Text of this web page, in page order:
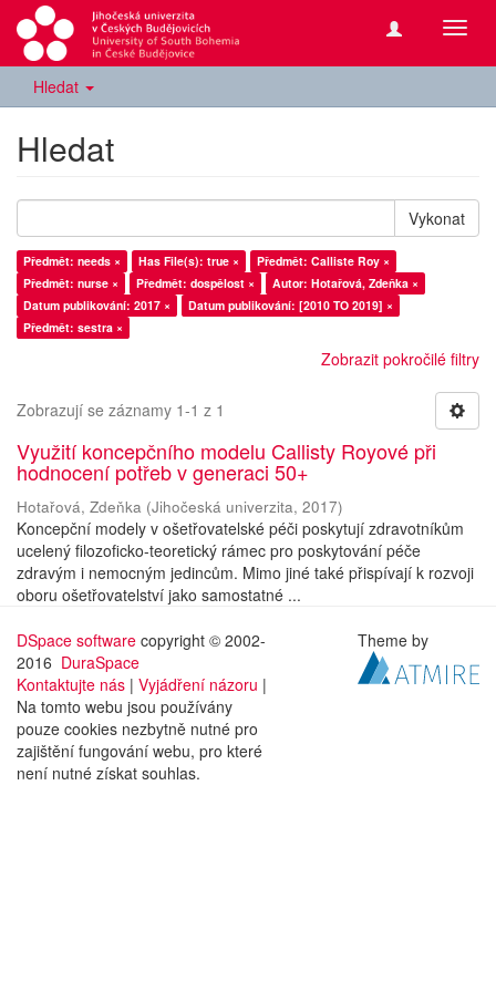
Hledat
Hledat
Vykonat
Předmět: needs × Has File(s): true ×
Předmět: Calliste Roy ×
Předmět: nurse ×
Předmět: dospělost ×
Autor: Hotařová, Zdeňka ×
Datum publikování: 2017 ×
Datum publikování: [2010 TO 2019] ×
Předmět: sestra ×
Zobrazit pokročilé filtry
Zobrazují se záznamy 1-1 z 1
Využití koncepčního modelu Callisty Royové při
hodnocení potřeb v generaci 50+
Hotařová, Zdeňka (Jihočeská univerzita, 2017)
Koncepční modely v ošetřovatelské péči poskytují zdravotníkům
ucelený filozoficko-teoretický rámec pro poskytování péče
zdravým i nemocným jedincům. Mimo jiné také přispívají k rozvoji
oboru ošetřovatelství jako samostatné ...
DSpace software copyright © 2002-
2016 DuraSpace
Kontaktujte nás | Vyjádření názoru |
Na tomto webu jsou používány
pouze cookies nezbytně nutné pro
zajištění fungování webu, pro které
není nutné získat souhlas.
Theme by